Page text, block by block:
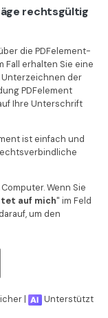
rechtsgültig
die PDFelement-
Fall erhalten Sie eine
der
PDFelement
Ihre Unterschrift
ist einfach und
Wenn Sie
auf mich" im Feld
um den
|
Unterstützt